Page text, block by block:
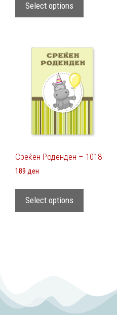
Select options
Среќен Роденден – 1018
189 ден
Select options